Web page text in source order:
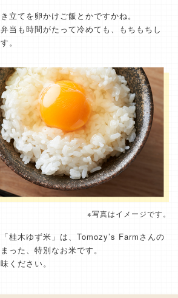
立てを卵かけご飯とかですかね。
当も時間がたって冷めても、もちもちし
。
※写真はイメージです。
桂木ゆず米」は、Tomozy’s Farmさんの
った、特別なお米です。
ください。